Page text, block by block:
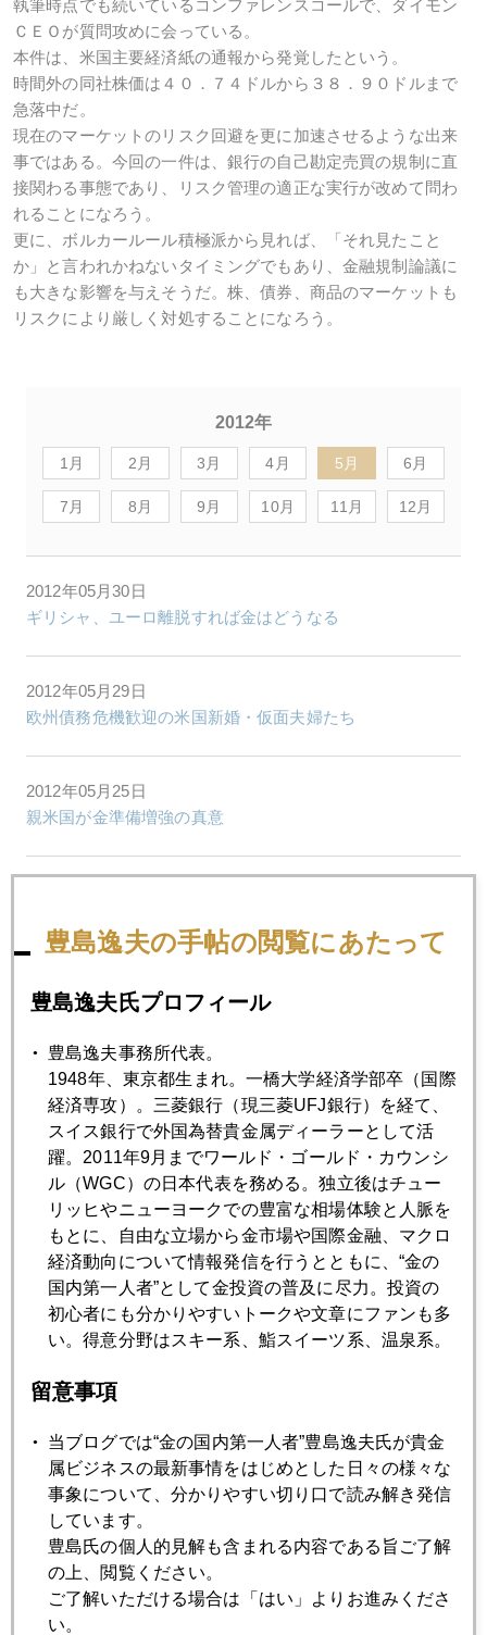
執筆時点でも続いているコンファレンスコールで、ダイモン
ＣＥＯが質問攻めに会っている。
本件は、米国主要経済紙の通報から発覚したという。
時間外の同社株価は４０．７４ドルから３８．９０ドルまで
急落中だ。
現在のマーケットのリスク回避を更に加速させるような出来
事ではある。今回の一件は、銀行の自己勘定売買の規制に直
接関わる事態であり、リスク管理の適正な実行が改めて問わ
れることになろう。
更に、ボルカールール積極派から見れば、「それ見たこと
か」と言われかねないタイミングでもあり、金融規制論議に
も大きな影響を与えそうだ。株、債券、商品のマーケットも
リスクにより厳しく対処することになろう。
2012年
1月 2月 3月 4月 5月 6月
7月 8月 9月 10月 11月 12月
2012年05月30日
ギリシャ、ユーロ離脱すれば金はどうなる
2012年05月29日
欧州債務危機歓迎の米国新婚・仮面夫婦たち
2012年05月25日
親米国が金準備増強の真意
2012年05月23日
ギリシャ前首相爆弾発言で金急落
2012年05月22日
先週の金市場異変はなぜ起こったか
2012年05月21日
金メジャーが殺到する「金環」
2012年05月18日
ギリシャの呪縛を脱して金急反発
2012年05月17日
2012年05月16日
リーマン後に酷似するマネー変調
2012年05月15日
投機筋を勢いづかせたJPモルガン
豊島逸夫の手帖の閲覧にあたって
豊島逸夫氏プロフィール
豊島逸夫事務所代表。
1948年、東京都生まれ。一橋大学経済学部卒（国際
経済専攻）。三菱銀行（現三菱UFJ銀行）を経て、
スイス銀行で外国為替貴金属ディーラーとして活
躍。2011年9月までワールド・ゴールド・カウンシ
ル（WGC）の日本代表を務める。独立後はチュー
リッヒやニューヨークでの豊富な相場体験と人脈を
もとに、自由な立場から金市場や国際金融、マクロ
経済動向について情報発信を行うとともに、“金の
国内第一人者”として金投資の普及に尽力。投資の
初心者にも分かりやすいトークや文章にファンも多
い。得意分野はスキー系、鮨スイーツ系、温泉系。
留意事項
当ブログでは“金の国内第一人者”豊島逸夫氏が貴金
属ビジネスの最新事情をはじめとした日々の様々な
事象について、分かりやすい切り口で読み解き発信
しています。
豊島氏の個人的見解も含まれる内容である旨ご了解
の上、閲覧ください。
ご了解いただける場合は「はい」よりお進みくださ
い。